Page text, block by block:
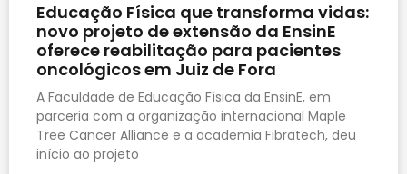
Educação Física que transforma vidas:
novo projeto de extensão da EnsinE
oferece reabilitação para pacientes
oncológicos em Juiz de Fora
A Faculdade de Educação Física da EnsinE, em
parceria com a organização internacional Maple
Tree Cancer Alliance e a academia Fibratech, deu
início ao projeto